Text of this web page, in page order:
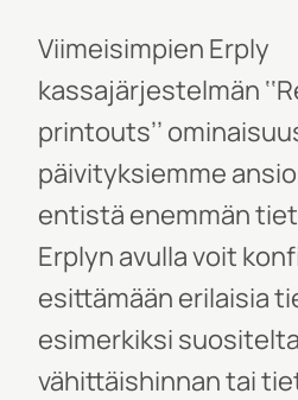
Viimeisimpien Erply
kassajärjestelmän
printouts’’
päivityksiemme
entistä enemmän
Erplyn avulla voit
esittämään erilaisia
esimerkiksi
vähittäishinnan tai